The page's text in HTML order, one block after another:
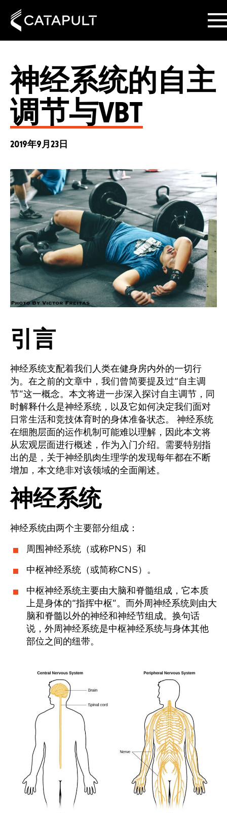
神经系统的自主
调节与VBT
2019年9月23日
引言
神经系统支配着我们人类在健身房内外的一切行
为。在之前的文章中，我们曾简要提及过“自主调
节”这一概念。本文将进一步深入探讨自主调节，同
时解释什么是神经系统，以及它如何决定我们面对
日常生活和竞技体育时的身体准备状态。 神经系统
在细胞层面的运作机制可能难以理解，因此本文将
从宏观层面进行概述，作为入门介绍。需要特别指
出的是，关于神经肌肉生理学的发现每年都在不断
增加，本文绝非对该领域的全面阐述。
神经系统
神经系统由两个主要部分组成：
周围神经系统（或称PNS）和
中枢神经系统（或简称CNS）。
中枢神经系统主要由大脑和脊髓组成，它本质
上是身体的“指挥中枢”。而外周神经系统则由大
脑和脊髓以外的神经和神经节组成。换句话
说，外周神经系统是中枢神经系统与身体其他
部位之间的纽带。